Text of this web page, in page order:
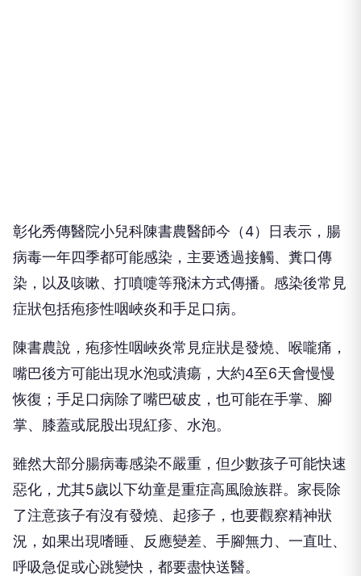
彰化秀傳醫院小兒科陳書農醫師今（4）日表示，腸
病毒一年四季都可能感染，主要透過接觸、糞口傳
染，以及咳嗽、打噴嚏等飛沫方式傳播。感染後常見
症狀包括疱疹性咽峽炎和手足口病。
陳書農說，疱疹性咽峽炎常見症狀是發燒、喉嚨痛，
嘴巴後方可能出現水泡或潰瘍，大約4至6天會慢慢
恢復；手足口病除了嘴巴破皮，也可能在手掌、腳
掌、膝蓋或屁股出現紅疹、水泡。
雖然大部分腸病毒感染不嚴重，但少數孩子可能快速
惡化，尤其5歲以下幼童是重症高風險族群。家長除
了注意孩子有沒有發燒、起疹子，也要觀察精神狀
況，如果出現嗜睡、反應變差、手腳無力、一直吐、
呼吸急促或心跳變快，都要盡快送醫。